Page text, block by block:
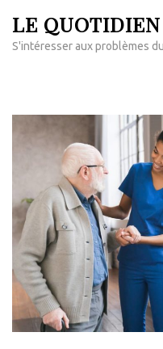
au
contenu
LE
S'intéresser aux problèmes